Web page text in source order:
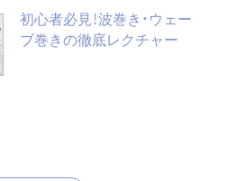
初心者必見！波巻き・ウェー
ブ巻きの徹底レクチャー